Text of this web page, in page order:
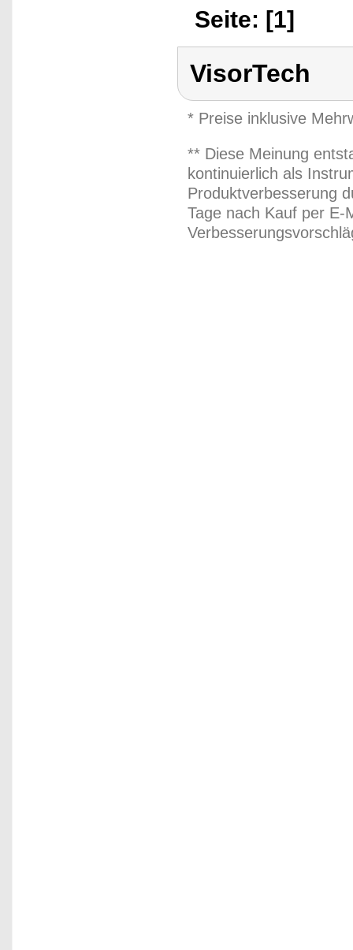
Seite: [1]
VisorTech
* Preise inklusive
** Diese Meinung
kontinuierlich als
Produktverbesserung
Tage nach Kauf per E-